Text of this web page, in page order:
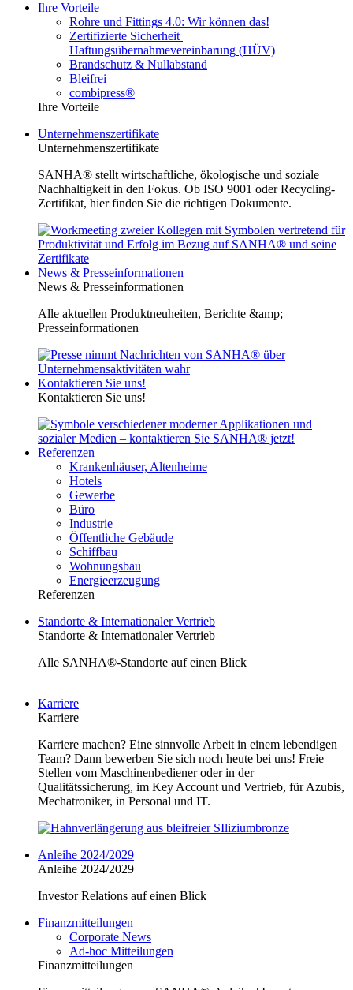
Ihre Vorteile
Rohre und Fittings 4.0: Wir können das!
Zertifizierte Sicherheit |
Haftungsübernahmevereinbarung (HÜV)
Brandschutz & Nullabstand
Bleifrei
combipress®
Ihre Vorteile
Unternehmenszertifikate
Unternehmenszertifikate
SANHA® stellt wirtschaftliche, ökologische und soziale
Nachhaltigkeit in den Fokus. Ob ISO 9001 oder Recycling-
Zertifikat, hier finden Sie die richtigen Dokumente.
News & Presseinformationen
News & Presseinformationen
Alle aktuellen Produktneuheiten, Berichte &amp;
Presseinformationen
Kontaktieren Sie uns!
Kontaktieren Sie uns!
Referenzen
Krankenhäuser, Altenheime
Hotels
Gewerbe
Büro
Industrie
Öffentliche Gebäude
Schiffbau
Wohnungsbau
Energieerzeugung
Referenzen
Standorte & Internationaler Vertrieb
Standorte & Internationaler Vertrieb
Alle SANHA®-Standorte auf einen Blick
Karriere
Karriere
Karriere machen? Eine sinnvolle Arbeit in einem lebendigen
Team? Dann bewerben Sie sich noch heute bei uns! Freie
Stellen vom Maschinenbediener oder in der
Qualitätssicherung, im Key Account und Vertrieb, für Azubis,
Mechatroniker, in Personal und IT.
Anleihe 2024/2029
Anleihe 2024/2029
Investor Relations auf einen Blick
Finanzmitteilungen
Corporate News
Ad-hoc Mitteilungen
Finanzmitteilungen